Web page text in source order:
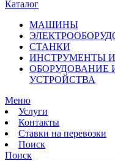
Каталог
МАШИНЫ
СТАНКИ
ИНСТРУМЕНТЫ
ОБОРУДОВАНИЕ
УСТРОЙСТВА
Меню
Услуги
Контакты
Ставки на перевозки
Поиск
Поиск